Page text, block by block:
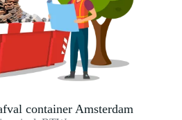
container Amsterdam